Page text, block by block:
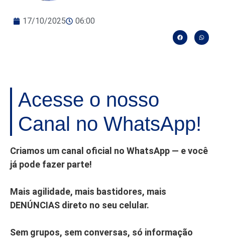
17/10/2025 06:00
Acesse o nosso
Canal no WhatsApp!
Criamos um canal oficial no WhatsApp — e você
já pode fazer parte!
Mais agilidade, mais bastidores, mais
DENÚNCIAS direto no seu celular.
Sem grupos, sem conversas, só informação